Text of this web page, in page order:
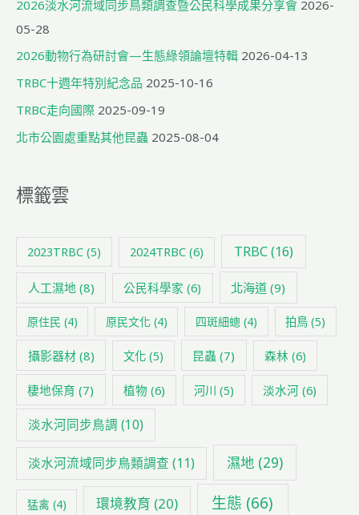
2026淡水河流域同步鳥類調查暨公民科學成果分享會 2026-
05-28
2026動物行為研討會—生態綠領論壇特輯 2026-04-13
TRBC十週年特別紀念品 2025-10-16
TRBC走向國際 2025-09-19
北市公園處重點其他昆蟲 2025-08-04
標籤雲
2023TRBC(5) 2024TRBC (6) TRBC(16)
人工濕地(8) 公民科學家 (6) 北海道 (9)
原住民 (4) 原民文化(4) 四斑細蟌 (4) 拍鳥 (5)
攝影器材(8) 文化 (5) 昆蟲 (7) 森林 (6)
棲地保育 (7) 植物 (6) 河川 (5) 淡水河 (6)
淡水河同步鳥調 (10)
淡水河流域同步鳥類調查 (11) 濕地(29)
猛禽 (4) 環境教育 (20) 生態 (66)